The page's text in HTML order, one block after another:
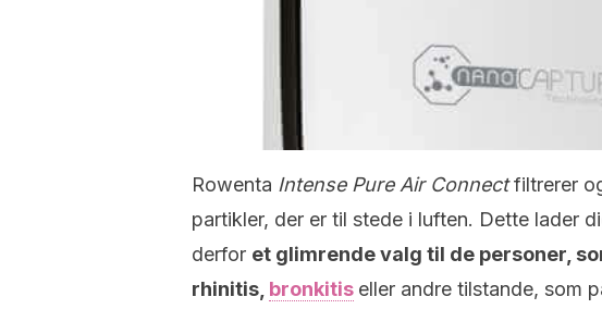
Rowenta Intense Pure Air Connectfiltrerer
partikler, der er til stede i luften. Dette lader
derfor et glimrende valg til de personer,
rhinitis, bronkitis eller andre tilstande, som